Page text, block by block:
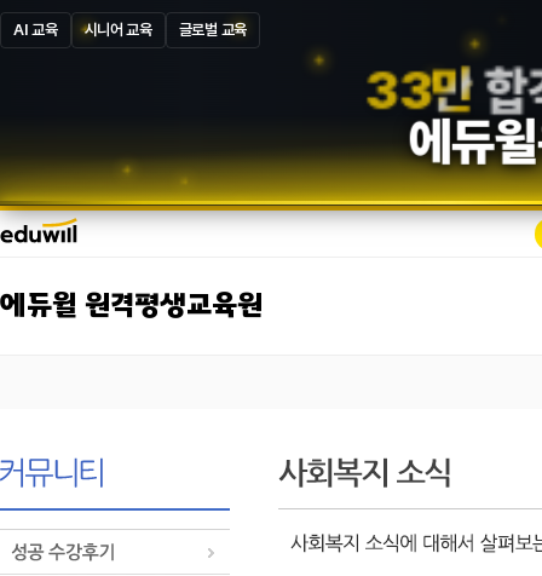
AI 교육 시니어 교육 글로벌 교육
15만 합
에듀윌
에듀윌 원격평생교육원